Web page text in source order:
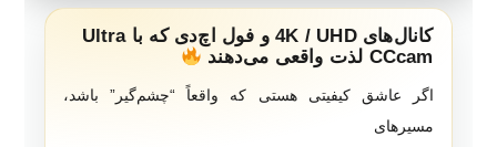
کانال‌های 4K / UHD و فول اچ‌دی که با Ultra
CCcam لذت واقعی می‌دهند
اگر عاشق کیفیتی هستی که واقعاً “چشم‌گیر” باشد،
مسیرهای